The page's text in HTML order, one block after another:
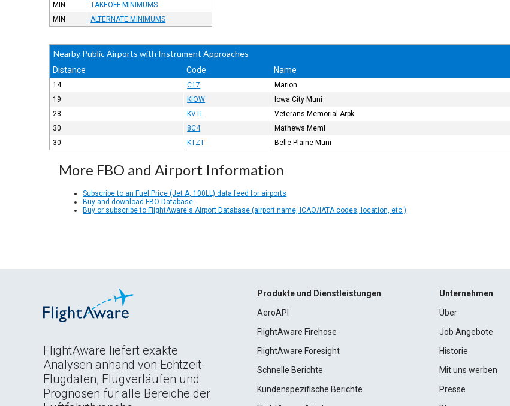
MIN
TAKEOFF MINIMUMS
MIN
ALTERNATE MINIMUMS
Nearby Public Airports with Instrument Approaches
Distance Code Name
14 C17 Marion
19
KIOW Iowa City Muni
28
KVTI Veterans Memorial Arpk
30
8C4 Mathews Meml
30
KTZT Belle Plaine Muni
More FBO and Airport Information
Subscribe to an Fuel Price (Jet A, 100LL) data feed for airports
Buy and download FBO Database
Buy or subscribe to FlightAware's Airport Database (airport name, ICAO/IATA codes, location, etc.)
FlightAware liefert exakte
Analysen anhand von Echtzeit-
Flugdaten, Flugverläufen und
Prognosen für alle Bereiche der
Produkte und Dienstleistungen
AeroAPI
FlightAware Firehose
FlightAware Foresight
Schnelle Berichte
Kundenspezifische Berichte
Unternehmen
Über
Job Angebote
Historie
Mit uns werben
Presse